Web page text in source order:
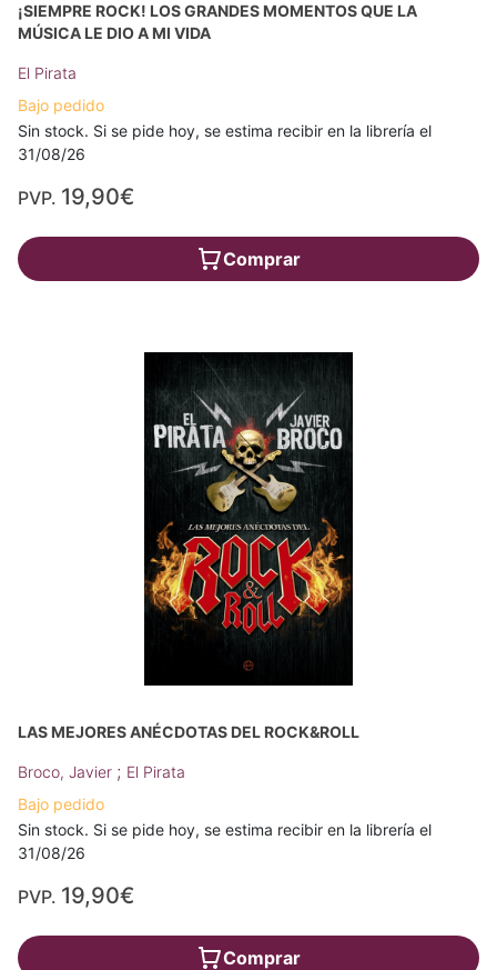
¡SIEMPRE ROCK! LOS GRANDES MOMENTOS QUE LA
MÚSICA LE DIO A MI VIDA
El Pirata
Bajo pedido
Sin stock. Si se pide hoy, se estima recibir en la librería el
31/08/26
PVP. 19,90€
Comprar
LAS MEJORES ANÉCDOTAS DEL ROCK&ROLL
Broco, Javier ; El Pirata
Bajo pedido
Sin stock. Si se pide hoy, se estima recibir en la librería el
31/08/26
PVP. 19,90€
Comprar